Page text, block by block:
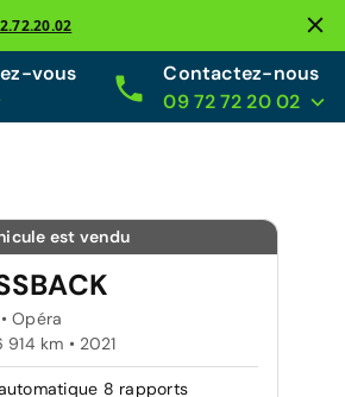
vous
Contactez-nous
09 72 72 20 02
est vendu
Opéra
km • 2021
8 rapports